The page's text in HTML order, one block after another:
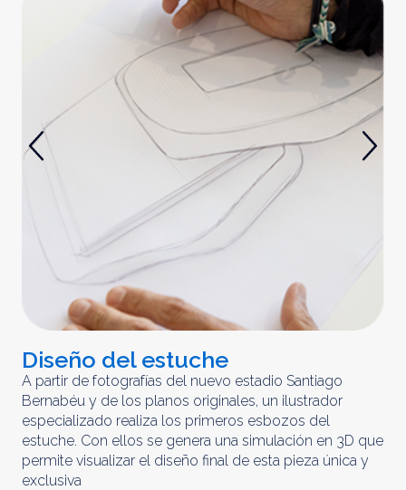
Diseño del estuche
A partir de fotografías del nuevo estadio Santiago
Bernabéu y de los planos originales, un ilustrador
especializado realiza los primeros esbozos del
estuche. Con ellos se genera una simulación en 3D que
permite visualizar el diseño final de esta pieza única y
exclusiva